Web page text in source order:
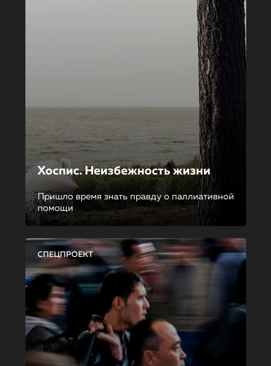
Хоспис. Неизбежность жизни
Пришло время знать правду о паллиативной
помощи
СПЕЦПРОЕКТ